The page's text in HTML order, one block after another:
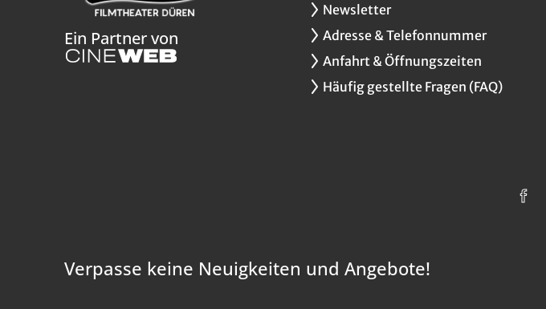
Ein Partner von
Newsletter
Adresse & Telefonnummer
Anfahrt & Öffnungszeiten
Häufig gestellte Fragen (FAQ)
Verpasse keine Neuigkeiten und Angebote!